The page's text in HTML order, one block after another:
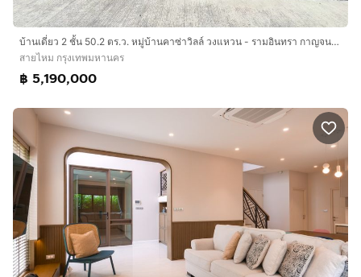
บ้านเดี่ยว 2 ชั้น 50.2 ตร.ว. หมู่บ้านคาซ่าวิลล์ วงแหวน - รามอินทรา กาญจนาภิเษก4 ถนนคู่ขนานกาญจนาภิเษก ถนนจตุโชติ เขตสายไหม กรุงเทพมหานคร
สายไหม กรุงเทพมหานคร
฿ 5,190,000